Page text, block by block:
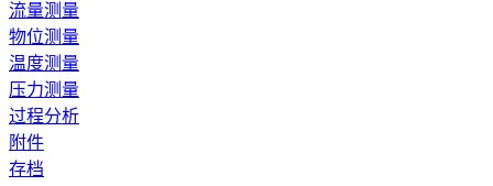
流量测量
物位测量
温度测量
压力测量
过程分析
附件
存档